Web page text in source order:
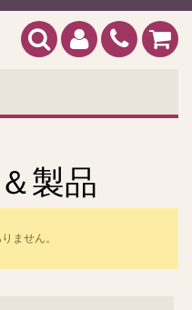
製品
ません。